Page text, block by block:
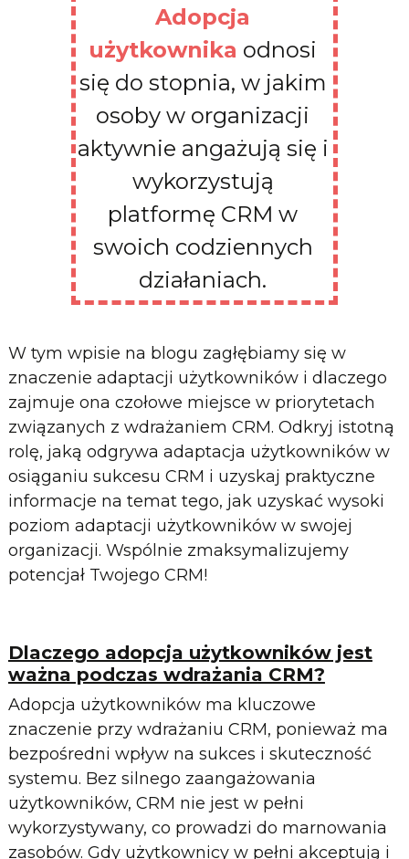
Adopcja
użytkownika odnosi
się do stopnia, w jakim
osoby w organizacji
aktywnie angażują się i
wykorzystują
platformę CRM w
swoich codziennych
działaniach.
W tym wpisie na blogu zagłębiamy się w
znaczenie adaptacji użytkowników i dlaczego
zajmuje ona czołowe miejsce w priorytetach
związanych z wdrażaniem CRM. Odkryj istotną
rolę, jaką odgrywa adaptacja użytkowników w
osiąganiu sukcesu CRM i uzyskaj praktyczne
informacje na temat tego, jak uzyskać wysoki
poziom adaptacji użytkowników w swojej
organizacji. Wspólnie zmaksymalizujemy
potencjał Twojego CRM!
Dlaczego adopcja użytkowników jest
ważna podczas wdrażania CRM?
Adopcja użytkowników ma kluczowe
znaczenie przy wdrażaniu CRM, ponieważ ma
bezpośredni wpływ na sukces i skuteczność
systemu. Bez silnego zaangażowania
użytkowników, CRM nie jest w pełni
wykorzystywany, co prowadzi do marnowania
zasobów. Gdy użytkownicy w pełni akceptują i